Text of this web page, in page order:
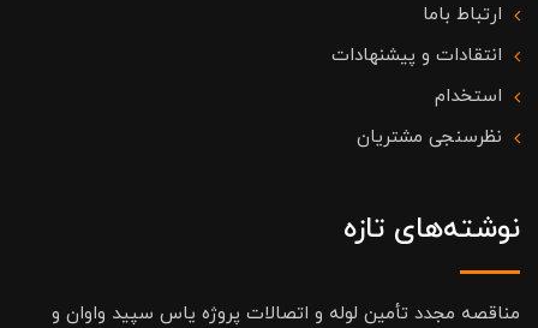
ارتباط باما
انتقادات و پیشنهادات
استخدام
نظرسنجی مشتریان
نوشته‌های تازه
مناقصه مجدد تأمین لوله و اتصالات پروژه یاس سپید واوان و